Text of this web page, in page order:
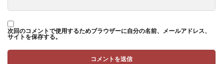
次回のコメントで使用するためブラウザーに自分の名前、メールアドレス、
サイトを保存する。